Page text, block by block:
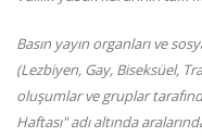
Basın yayın organları ve
(Lezbiyen, Gay, Biseksüel,
oluşumlar ve gruplar
Haftası" adı altında